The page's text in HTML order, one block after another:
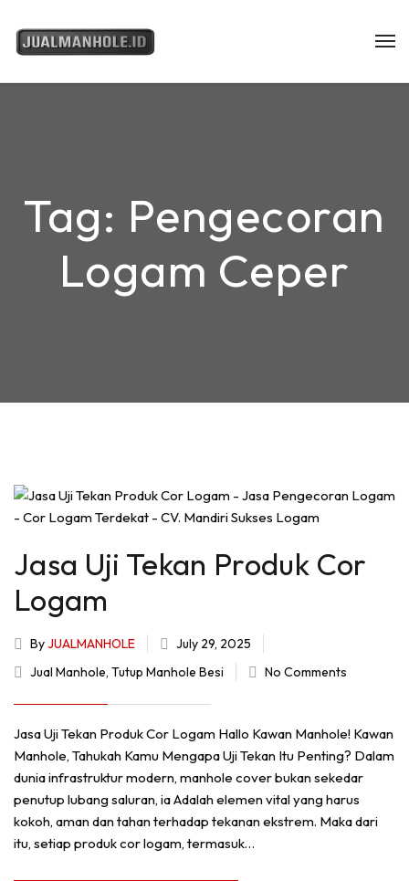
Tag: Pengecoran
Logam Ceper
Jasa Uji Tekan Produk Cor
Logam
ByJUALMANHOLE
July 29, 2025
Jual Manhole, Tutup Manhole Besi No Comments
Jasa Uji Tekan Produk Cor Logam Hallo Kawan Manhole! Kawan
Manhole, Tahukah Kamu Mengapa Uji Tekan Itu Penting? Dalam
dunia infrastruktur modern, manhole cover bukan sekedar
penutup lubang saluran, ia Adalah elemen vital yang harus
kokoh, aman dan tahan terhadap tekanan ekstrem. Maka dari
itu, setiap produk cor logam, termasuk…